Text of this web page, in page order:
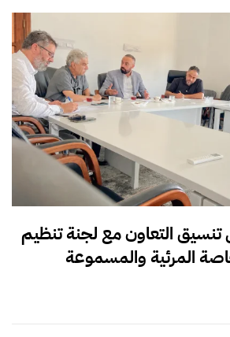
التعاون مع لجنة تنظيم
المرئية والمسموعة